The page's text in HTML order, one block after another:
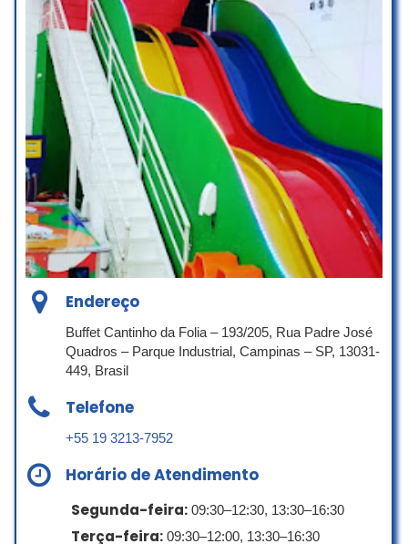
boa mesmo sem palavras recomendo
demais,obrigado!☺️
9Symon FF
Nem Jesus agradou a multidão.
Porém eu fui bem atendida.
Eles são ótimos técnico de tv.
A minha TV sansung ficou ótima.
Compensa arrumar porque tvs estão
muito caras
Estava com problema de sinal e a
operadora de TV a cabo, através de seu
TV, pesquisei no Google através das
técnicos, que achassem defeito onde
não existia . Fomos até a Hugo’s Place
Endereço
Buffet Cantinho da Folia – 193/205, Rua Padre José
Quadros – Parque Industrial, Campinas – SP, 13031-
449, Brasil
Telefone
+55 19 3213-7952
Horário de Atendimento
Segunda-feira: 09:30–12:30, 13:30–16:30
Terça-feira: 09:30–12:00, 13:30–16:30